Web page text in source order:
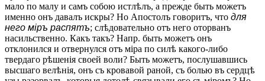
мало по малу и самъ собою истлѣлъ, а прежде быть можетъ
именно онъ давалъ искры? Но Апостолъ говоритъ, что для
него міръ распятъ; слѣдовательно отъ него оторванъ
насильственно. Какъ такъ? Напр. быть можетъ онъ
отклонился и отвернулся отъ міра по силѣ какого-либо
твердаго рѣшенія своей воли? Быть можетъ, послушавшись
высшаго велѣнія, онъ съ кровавой раной, съ болью въ сердцѣ